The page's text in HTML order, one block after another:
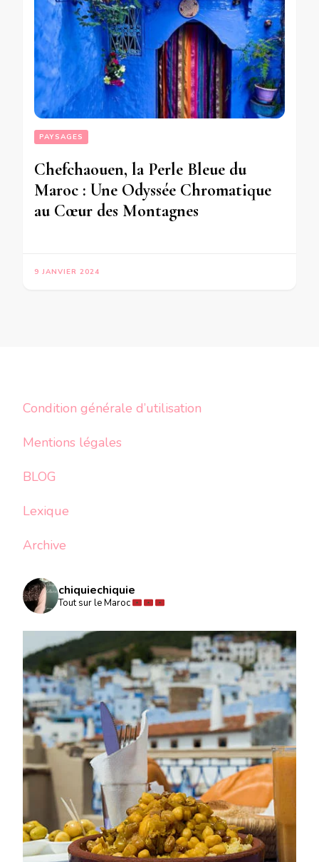
PAYSAGES
Chefchaouen, la Perle Bleue du
Maroc : Une Odyssée Chromatique
au Cœur des Montagnes
9 JANVIER 2024
Condition générale d’utilisation
Mentions légales
BLOG
Lexique
Archive
chiquiechiquie
Tout sur le Maroc